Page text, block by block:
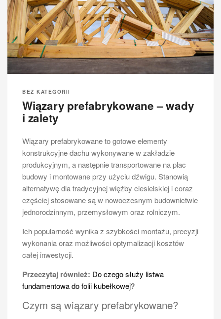
BEZ KATEGORII
Wiązary prefabrykowane – wady
i zalety
Wiązary prefabrykowane to gotowe elementy
konstrukcyjne dachu wykonywane w zakładzie
produkcyjnym, a następnie transportowane na plac
budowy i montowane przy użyciu dźwigu. Stanowią
alternatywę dla tradycyjnej więźby ciesielskiej i coraz
częściej stosowane są w nowoczesnym budownictwie
jednorodzinnym, przemysłowym oraz rolniczym.
Ich popularność wynika z szybkości montażu, precyzji
wykonania oraz możliwości optymalizacji kosztów
całej inwestycji.
Przeczytaj również: Do czego służy listwa
fundamentowa do folii kubełkowej?
Czym są wiązary prefabrykowane?